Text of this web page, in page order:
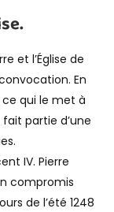
et l’Église de
En
ce qui le met à
fait partie d’une
IV. Pierre
compromis
de l’été 1248